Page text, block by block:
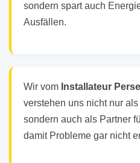
sondern spart auch
Ausfällen.
Wir vom Installateur
verstehen uns nicht nur
sondern auch als Partner
damit Probleme gar nicht